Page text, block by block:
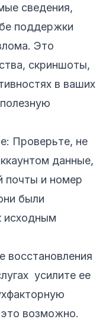
сведения,
поддержки
Это
скриншоты,
в ваших
Проверьте, не
данные,
почты и номер
были
исходным
восстановления
усилите ее
возможно.